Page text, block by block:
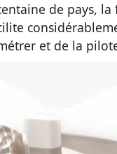
de pays, la
et de la